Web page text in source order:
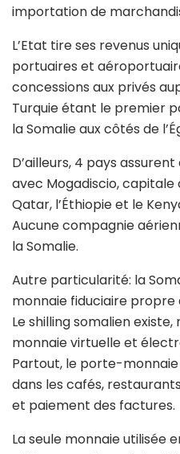
importation de
L’Etat tire ses revenus
portuaires et
concessions aux privés
Turquie étant le premier
la Somalie aux côtés de
D’ailleurs, 4 pays
avec Mogadiscio, capitale
Qatar, l’Éthiopie et le
Aucune compagnie
la Somalie.
Autre particularité: la
monnaie fiduciaire propre
Le shilling somalien
monnaie virtuelle et
Partout, le porte-
dans les cafés,
et paiement des factures.
La seule monnaie utilisée